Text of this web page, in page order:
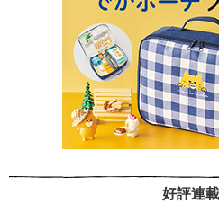
好評連